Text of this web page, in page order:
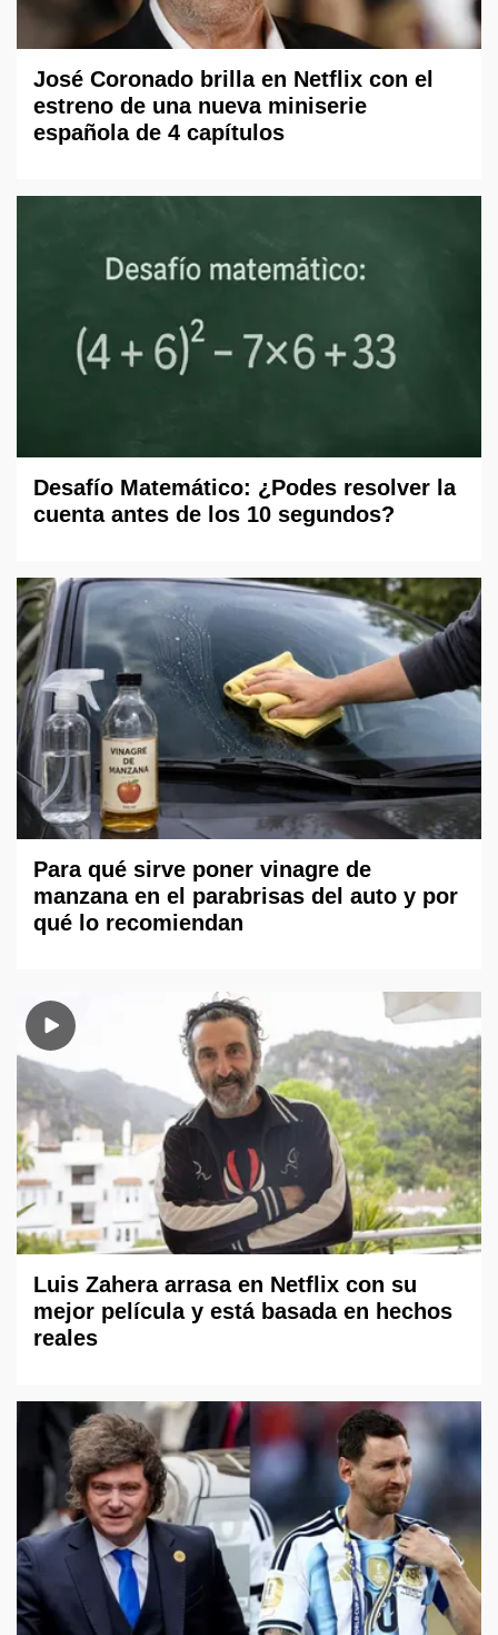
José Coronado brilla en Netflix con el
estreno de una nueva miniserie
española de 4 capítulos
Desafío Matemático: ¿Podes resolver la
cuenta antes de los 10 segundos?
Para qué sirve poner vinagre de
manzana en el parabrisas del auto y por
qué lo recomiendan
Luis Zahera arrasa en Netflix con su
mejor película y está basada en hechos
reales